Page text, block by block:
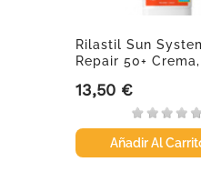
Rilastil Sun
Repair 50+
Precio
13,50 €
Añadir Al